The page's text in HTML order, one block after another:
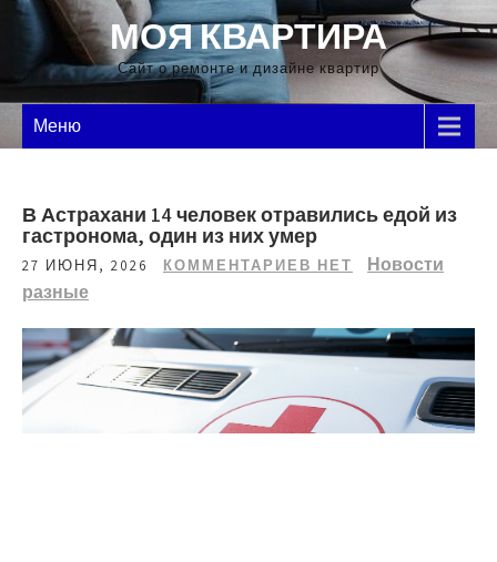
Перейти
содержимому
МОЯ КВАРТИРА
Сайт о ремонте и дизайне квартир
Меню
В Астрахани 14 человек отравились едой из
гастронома, один из них умер
27 ИЮНЯ, 2026 КОММЕНТАРИЕВ НЕТ
Новости
разные